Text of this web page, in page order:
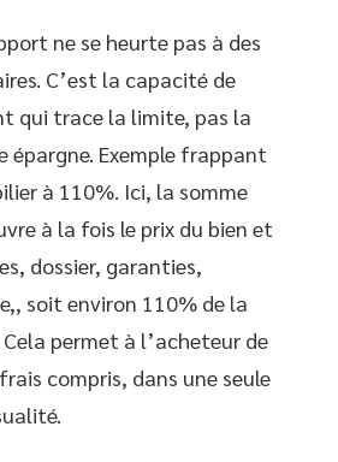
ne se heurte pas à des
C’est la capacité de
qui trace la limite, pas la
épargne. Exemple frappant
à 110%. Ici, la somme
à la fois le prix du bien et
dossier, garanties,
soit environ 110% de la
permet à l’acheteur de
compris, dans une seule